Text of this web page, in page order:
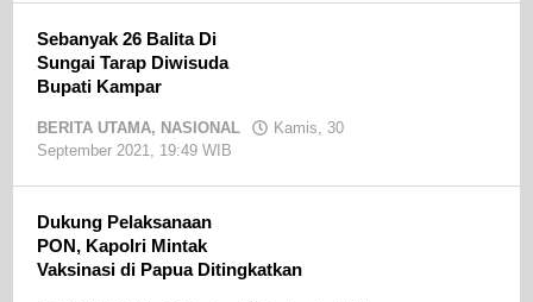
Sebanyak 26 Balita Di
Sungai Tarap Diwisuda
Bupati Kampar
BERITA UTAMA, NASIONAL
Kamis, 30
September 2021, 19:49 WIB
Dukung Pelaksanaan
PON, Kapolri Mintak
Vaksinasi di Papua Ditingkatkan